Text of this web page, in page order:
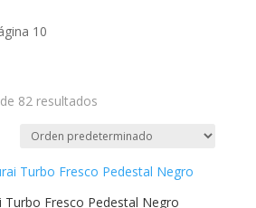
10
82 resultados
Turbo Fresco Pedestal Negro